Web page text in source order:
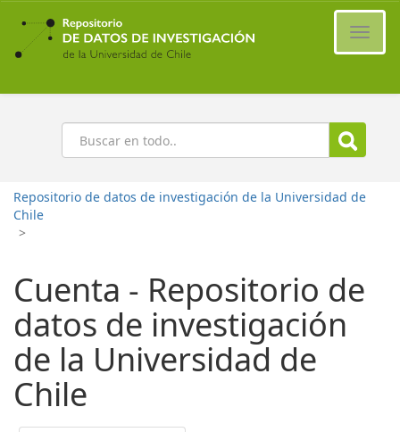
Ir
contenido
principal
Buscar
Repositorio de datos de investigación de la Universidad de
Chile
>
Cuenta - Repositorio de
datos de investigación
de la Universidad de
Chile